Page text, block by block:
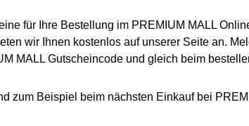
für Ihre Bestellung im PREMIUM MALL
wir Ihnen kostenlos auf unserer Seite an.
MALL Gutscheincode und gleich beim
zum Beispiel beim nächsten Einkauf bei